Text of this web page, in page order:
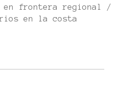
frontera regional /
en la costa